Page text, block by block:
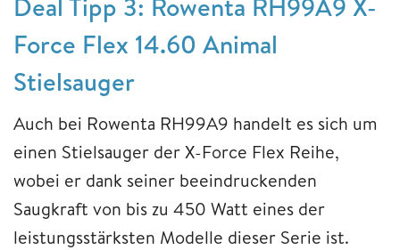
Force Flex 14.60 Animal
Stielsauger
Auch bei Rowenta RH99A9 handelt es sich um
einen Stielsauger der X-Force Flex Reihe,
wobei er dank seiner beeindruckenden
Saugkraft von bis zu 450 Watt eines der
leistungsstärksten Modelle dieser Serie ist.